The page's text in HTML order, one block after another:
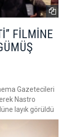
FİLMİNE
Gazetecileri
Nastro
layık görüldü